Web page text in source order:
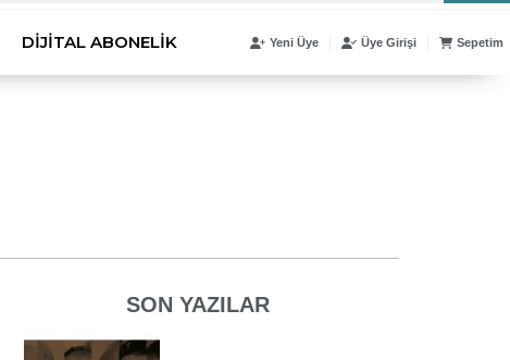
DIJITAL ABONELIK Yeni Üye Üye Girişi Sepetim
SON YAZILAR